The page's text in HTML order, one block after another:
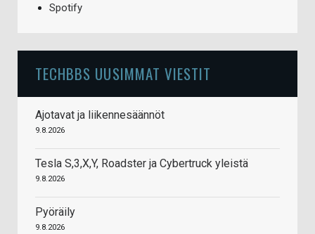
Spotify
TECHBBS UUSIMMAT VIESTIT
Ajotavat ja liikennesäännöt
9.8.2026
Tesla S,3,X,Y, Roadster ja Cybertruck yleistä
9.8.2026
Pyöräily
9.8.2026